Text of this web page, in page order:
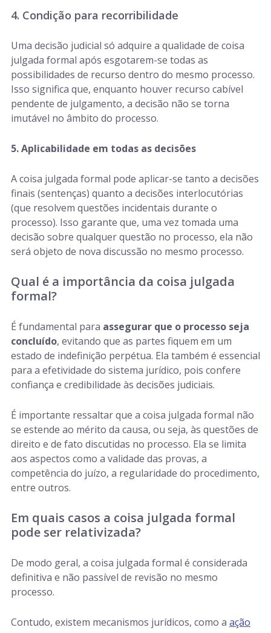
4. Condição para recorribilidade
Uma decisão judicial só adquire a qualidade de coisa
julgada formal após esgotarem-se todas as
possibilidades de recurso dentro do mesmo processo.
Isso significa que, enquanto houver recurso cabível
pendente de julgamento, a decisão não se torna
imutável no âmbito do processo.
5. Aplicabilidade em todas as decisões
A coisa julgada formal pode aplicar-se tanto a decisões
finais (sentenças) quanto a decisões interlocutórias
(que resolvem questões incidentais durante o
processo). Isso garante que, uma vez tomada uma
decisão sobre qualquer questão no processo, ela não
será objeto de nova discussão no mesmo processo.
Qual é a importância da coisa julgada
formal?
É fundamental para assegurar que o processo seja
concluído, evitando que as partes fiquem em um
estado de indefinição perpétua. Ela também é essencial
para a efetividade do sistema jurídico, pois confere
confiança e credibilidade às decisões judiciais.
É importante ressaltar que a coisa julgada formal não
se estende ao mérito da causa, ou seja, às questões de
direito e de fato discutidas no processo. Ela se limita
aos aspectos como a validade das provas, a
competência do juízo, a regularidade do procedimento,
entre outros.
Em quais casos a coisa julgada formal
pode ser relativizada?
De modo geral, a coisa julgada formal é considerada
definitiva e não passível de revisão no mesmo
processo.
Contudo, existem mecanismos jurídicos, como a ação